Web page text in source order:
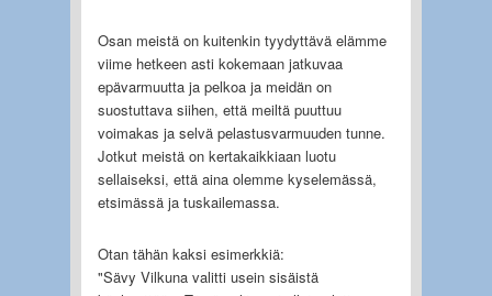
Osan meistä on kuitenkin tyydyttävä elämme
viime hetkeen asti kokemaan jatkuvaa
epävarmuutta ja pelkoa ja meidän on
suostuttava siihen, että meiltä puuttuu
voimakas ja selvä pelastusvarmuuden tunne.
Jotkut meistä on kertakaikkiaan luotu
sellaiseksi, että aina olemme kyselemässä,
etsimässä ja tuskailemassa.
Otan tähän kaksi esimerkkiä:
"Sävy Vilkuna valitti usein sisäistä